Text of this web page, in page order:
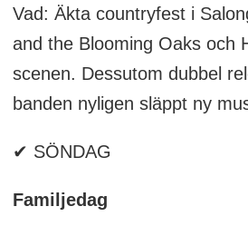
Vad: Äkta countryfest i
and the Blooming Oaks och
scenen. Dessutom dubbel
banden nyligen släppt ny
✔ SÖNDAG
Familjedag